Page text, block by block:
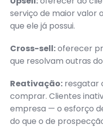
serviço de maior valor
que ele já possui.
Cross-sell:oferecer
que resolvam outras
Reativação: resgatar
comprar. Clientes
empresa — o esforço
do que o de